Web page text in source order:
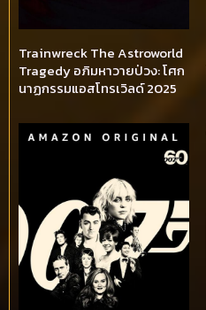
Trainwreck The Astroworld
Tragedy อภิมหาวายป่วง: โศก
นาฏกรรมแอสโทรเวิลด์ 2025